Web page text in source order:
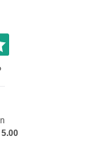
5.00